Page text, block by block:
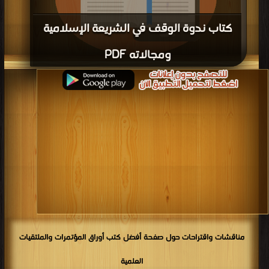
كتاب ندوة الوقف في الشريعة الإسلامية
ومجالاته PDF
قراءة و تحميل كتاب كتاب ندوة الوقف في الشريعة الإسلامية ومجالاته PDF مجانا |
مكتبة >أفضل كتب في| التحميل : مرة/مرات
مناقشات واقتراحات حول صفحة أفضل كتب أوراق المؤتمرات والملتقيات
العلمية